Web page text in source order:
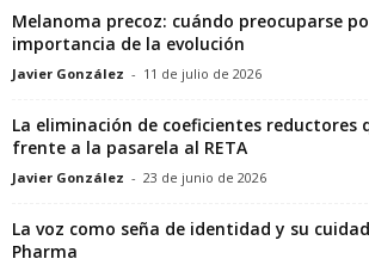
Melanoma precoz: cuándo preocuparse
importancia de la evolución
Javier González - 11 de julio de 2026
La eliminación de coeficientes reductores
frente a la pasarela al RETA
Javier González - 23 de junio de 2026
La voz como seña de identidad y su
Pharma